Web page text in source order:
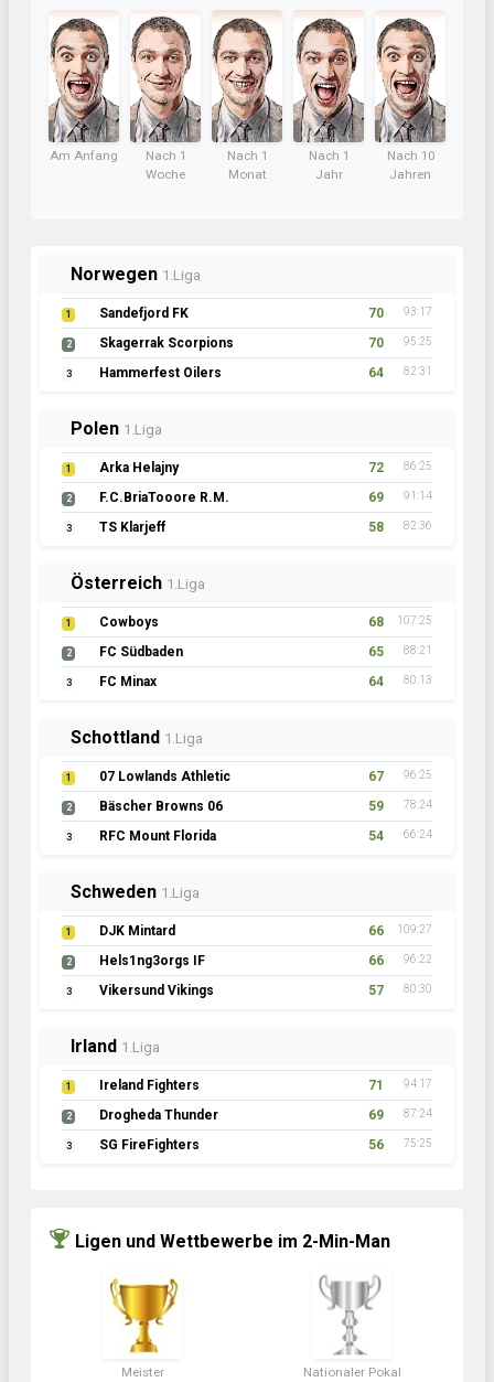
Am Anfang
Nach 1
Woche
Nach 1
Monat
Nach 1
Jahr
Nach 10
Jahren
Norwegen 1.Liga
1 Sandefjord FK 70 93:17
2 Skagerrak Scorpions 70 95:25
3 Hammerfest Oilers 64 82:31
Polen 1.Liga
1 Arka Helajny 72 86:25
2 F.C.BriaTooore R.M. 69 91:14
3 TS Klarjeff 58 82:36
Österreich 1.Liga
1 Cowboys 68 107:25
2 FC Südbaden 65 88:21
3 FC Minax 64 80:13
Schottland 1.Liga
1 07 Lowlands Athletic 67 96:25
2 Bäscher Browns 06 59 78:24
3 RFC Mount Florida 54 66:24
Schweden 1.Liga
1 DJK Mintard 66 109:27
2 Hels1ng3orgs IF 66 96:22
3 Vikersund Vikings 57 80:30
Irland 1.Liga
1 Ireland Fighters 71 94:17
2 Drogheda Thunder 69 87:24
3 SG FireFighters 56 75:25
Ligen und Wettbewerbe im 2-Min-Man
Meister Nationaler Pokal